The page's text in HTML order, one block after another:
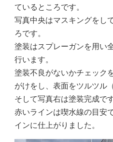
ているところです。
写真中央はマスキングをし
ろです。
塗装はスプレーガンを用い
行います。
塗装不良がないかチェック
がけをし、表面をツルツル
そして写真右は塗装完成です
赤いラインは喫水線の目安
インに仕上がりました。